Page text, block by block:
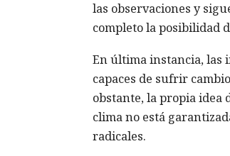
las observaciones y
completo la posibilidad
En última instancia, las
capaces de sufrir
obstante, la propia idea
clima no está
radicales.